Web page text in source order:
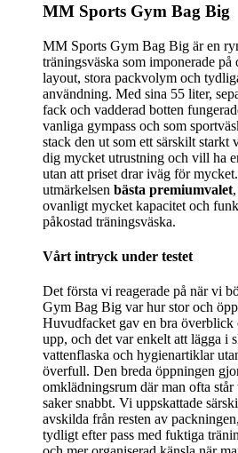
MM Sports Gym Bag Big
MM Sports Gym Bag Big är en
träningsväska som imponerade på
layout, stora packvolym och
användning. Med sina 55 liter,
fack och vadderad botten
vanliga gympass och som
stack den ut som ett särskilt starkt
dig mycket utrustning och vill ha
utan att priset drar iväg för
utmärkelsen bästa premiumvalet
ovanligt mycket kapacitet och
påkostad träningsväska.
Vårt intryck under testet
Det första vi reagerade på när vi
Gym Bag Big var hur stor och
Huvudfacket gav en bra överblick
upp, och det var enkelt att lägga i
vattenflaska och hygienartiklar
överfull. Den breda öppningen
omklädningsrum där man ofta
saker snabbt. Vi uppskattade
avskilda från resten av
tydligt efter pass med fuktiga